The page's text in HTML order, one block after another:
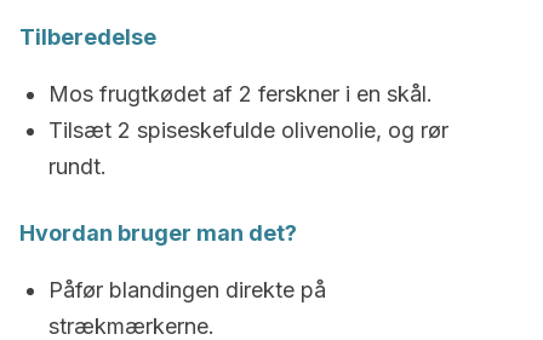
Tilberedelse
Mos frugtkødet af 2 ferskner i en skål.
Tilsæt 2 spiseskefulde olivenolie, og rør
rundt.
Hvordan bruger man det?
Påfør blandingen direkte på
strækmærkerne.